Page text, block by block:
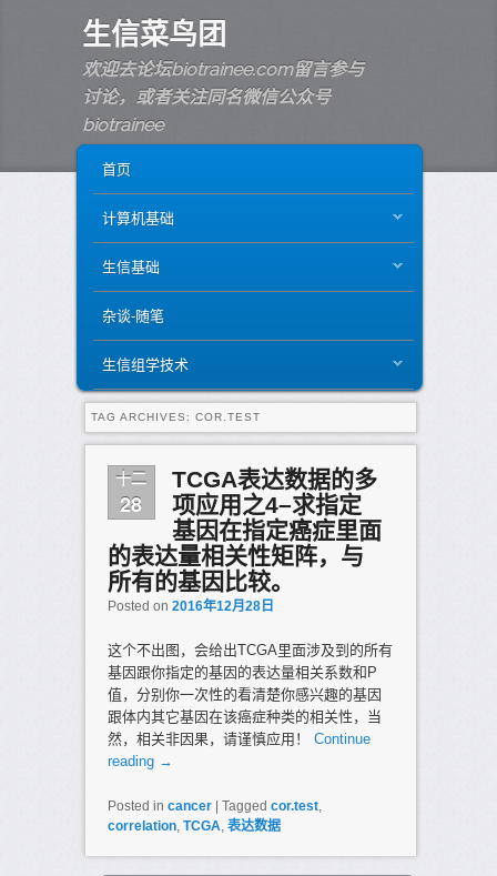
生信菜鸟团
欢迎去论坛biotrainee.com留言参与
讨论，或者关注同名微信公众号
biotrainee
SKIP TO PRIMARY CONTENT
SKIP TO SECONDARY CONTENT
首页
计算机基础
生信基础
杂谈-随笔
生信组学技术
TAG ARCHIVES: COR.TEST
十二
28
TCGA表达数据的多
项应用之4–求指定
基因在指定癌症里面
的表达量相关性矩阵，与
所有的基因比较。
Posted on 2016年12月28日
这个不出图，会给出TCGA里面涉及到的所有
基因跟你指定的基因的表达量相关系数和P
值，分别你一次性的看清楚你感兴趣的基因
跟体内其它基因在该癌症种类的相关性，当
然，相关非因果，请谨慎应用！ Continue
reading →
Posted in cancer | Tagged cor.test,
correlation, TCGA, 表达数据